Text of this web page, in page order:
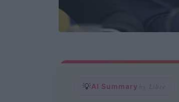
💡AI Summary by Libre